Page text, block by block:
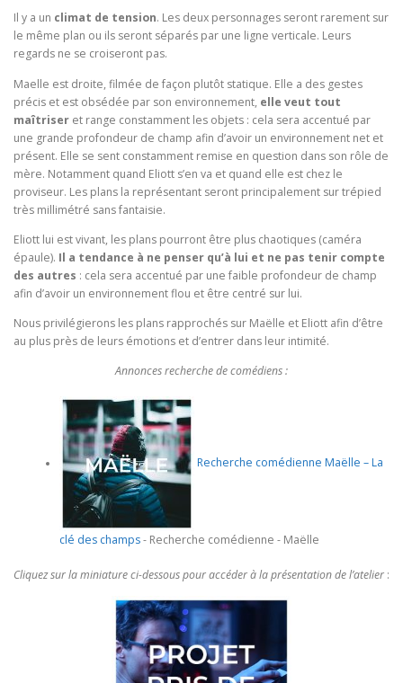
Il y a un climat de tension. Les deux personnages seront rarement sur
le même plan ou ils seront séparés par une ligne verticale. Leurs
regards ne se croiseront pas.
Maelle est droite, filmée de façon plutôt statique. Elle a des gestes
précis et est obsédée par son environnement, elle veut tout
maîtriser et range constamment les objets : cela sera accentué par
une grande profondeur de champ afin d’avoir un environnement net et
présent. Elle se sent constamment remise en question dans son rôle de
mère. Notamment quand Eliott s’en va et quand elle est chez le
proviseur. Les plans la représentant seront principalement sur trépied
très millimétré sans fantaisie.
Eliott lui est vivant, les plans pourront être plus chaotiques (caméra
épaule). Il a tendance à ne penser qu’à lui et ne pas tenir compte
des autres : cela sera accentué par une faible profondeur de champ
afin d’avoir un environnement flou et être centré sur lui.
Nous privilégierons les plans rapprochés sur Maëlle et Eliott afin d’être
au plus près de leurs émotions et d’entrer dans leur intimité.
Annonces recherche de comédiens :
Recherche comédienne Maëlle – La
clé des champs- Recherche comédienne - Maëlle
Cliquez sur la miniature ci-dessous pour accéder à la présentation de l’atelier :